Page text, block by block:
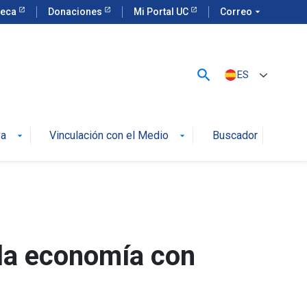
Donaciones Mi Portal UC Correo arrow_drop_down
search ES
arrow_drop_down Vinculación con el Medio arrow_drop_down Buscador
economía con